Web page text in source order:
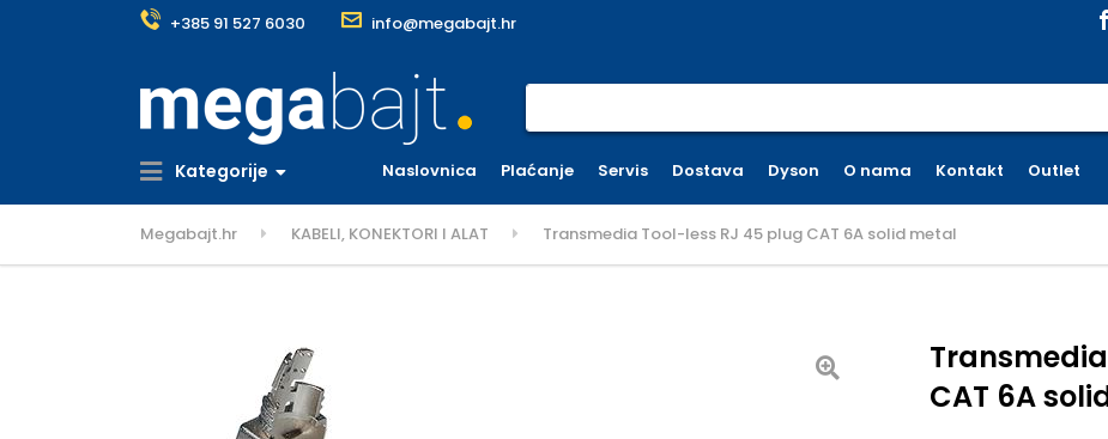
+385 91 527 6030 info@megabajt.hr
Kategorije Naslovnica Plaćanje Servis Dostava Dyson O nama Kontakt Outlet
Megabajt.hr KABELI, KONEKTORI I ALAT Transmedia Tool-less RJ 45 plug CAT 6A solid metal
CAT 6A